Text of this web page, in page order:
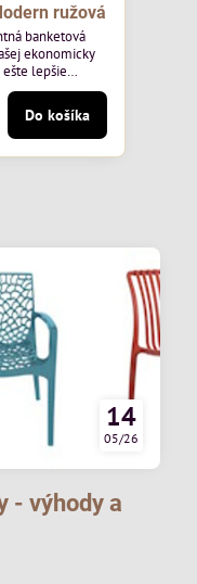
ružová
banketová
ekonomicky
ešte lepšie
pohostinských
Medzi jej
ružové
odolný oceľový
unesie až
Do košíka
14
05/26
- výhody a